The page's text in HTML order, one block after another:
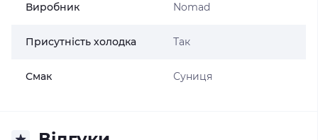
Виробник Nomad
Присутність холодка Так
Смак Суниця